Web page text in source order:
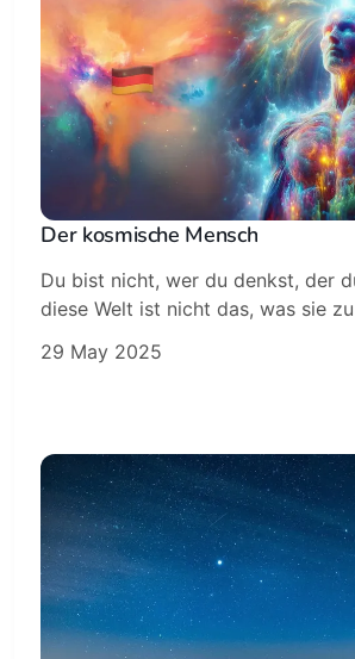
Der kosmische Mensch
Du bist nicht, wer du denkst, der
diese Welt ist nicht das, was sie
29 May 2025